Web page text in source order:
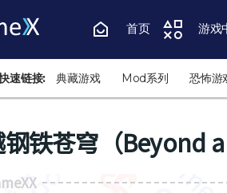
首页 游戏
速链接: 典藏游戏 Mod系列 恐怖游
铁苍穹（Beyond a